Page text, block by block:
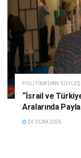
POLITIKA'DAN SÖYLEŞI
“İsrail ve
Aralarında
24 OCAK 2026